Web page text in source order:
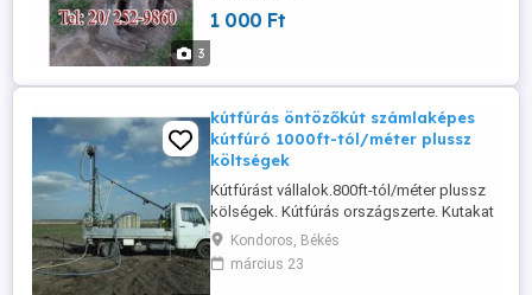
3
1 000 Ft
kútfúrás öntözőkút számlaképes
kútfúró 1000ft-tól/méter plussz
költségek
Kútfúrást vállalok.800ft-tól/méter plussz
kölségek. Kútfúrás országszerte. Kutakat
speciális fejjel látjuk el hogy télen is
lehessen használni. Hívjon bizalommal
mindenkit visszahívok. VÍZKÚTFÚRÁS
Kondoros, Békés
március 23